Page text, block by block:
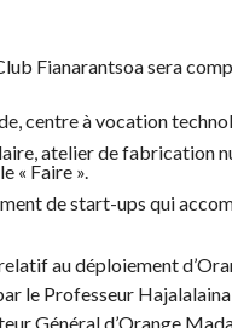
Fianarantsoa sera
centre à vocation
atelier de fabrication
« Faire ».
de start-ups qui
au déploiement
le Professeur
Général d’Orange